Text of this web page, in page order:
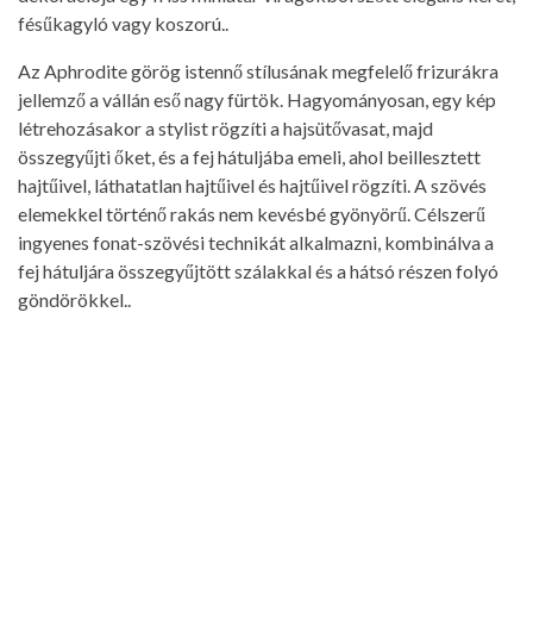
fésűkagyló vagy koszorú..
Az Aphrodite görög istennő stílusának megfelelő frizurákra
jellemző a vállán eső nagy fürtök. Hagyományosan, egy kép
létrehozásakor a stylist rögzíti a hajsütővasat, majd
összegyűjti őket, és a fej hátuljába emeli, ahol beillesztett
hajtűivel, láthatatlan hajtűivel és hajtűivel rögzíti. A szövés
elemekkel történő rakás nem kevésbé gyönyörű. Célszerű
ingyenes fonat-szövési technikát alkalmazni, kombinálva a
fej hátuljára összegyűjtött szálakkal és a hátsó részen folyó
göndörökkel..